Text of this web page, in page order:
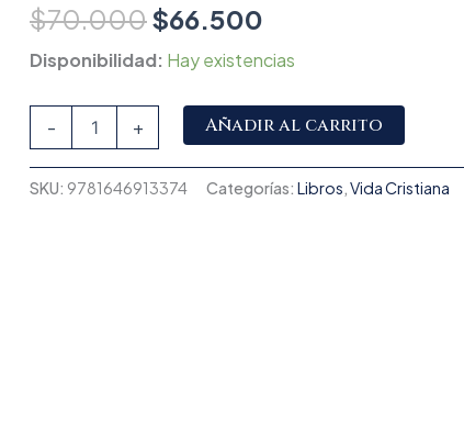
$70.000$66.500
Disponibilidad: Hay existencias
- + Añadir al carrito
SKU: 9781646913374 Categorías: Libros,Vida Cristiana